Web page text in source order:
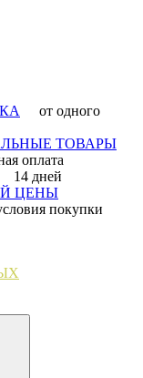
от одного
ТОВАРЫ
оплата
14 дней
ЦЕНЫ
покупки